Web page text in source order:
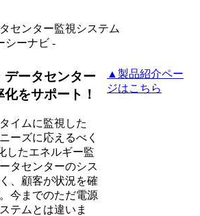
センター監視システム
シーナビ -
データセンター
をサポート！
イムに監視した
ーズに応えるべく
したエネルギー監
タセンターのシス
、顧客が状況を確
今までのただ電源
テムとは違いま
▲製品紹介ペー
ジはこちら